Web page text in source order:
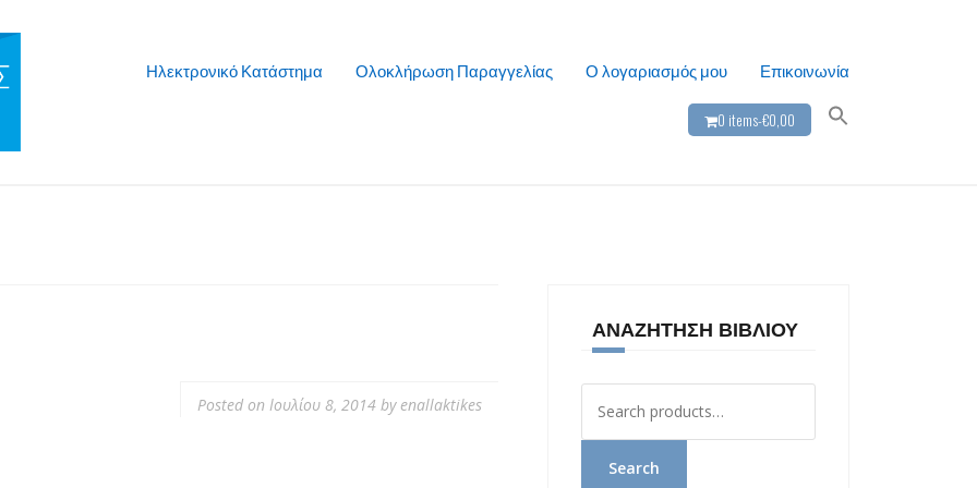
Ηλεκτρονικό Κατάστημα Ολοκλήρωση Παραγγελίας Ο λογαριασμός μου Επικοινωνία
0 items-€0,00
Posted on Ιουλίου 8, 2014by enallaktikes
ΑΝΑΖΉΤΗΣΗ ΒΙΒΛΊΟΥ
για:
Search